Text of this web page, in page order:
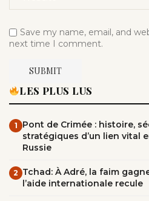
Save my name, email, and
next time I comment.
LES PLUS LUS
1
Pont de Crimée : histoire,
stratégiques d’un lien vital
Russie
2 Tchad: À Adré, la faim
l’aide internationale recule